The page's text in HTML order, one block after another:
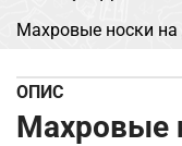
Махровые носки
ОПИС
Махровые